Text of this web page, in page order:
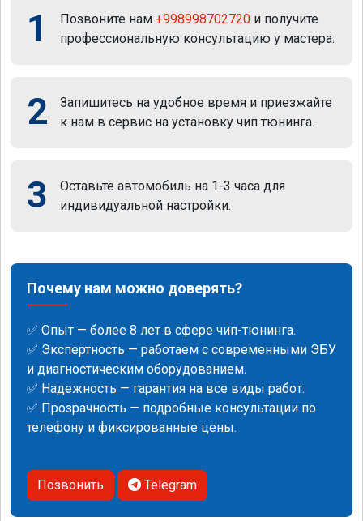
1 Позвоните нам +998998702720 и получите
профессиональную консультацию у мастера.
2
Запишитесь на удобное время и приезжайте
к нам в сервис на установку чип тюнинга.
3
Оставьте автомобиль на 1-3 часа для
индивидуальной настройки.
Почему нам можно доверять?
✅ Опыт — более 8 лет в сфере чип-тюнинга.
✅ Экспертность — работаем с современными ЭБУ
и диагностическим оборудованием.
✅ Надежность — гарантия на все виды работ.
✅ Прозрачность — подробные консультации по
телефону и фиксированные цены.
Позвонить Telegram